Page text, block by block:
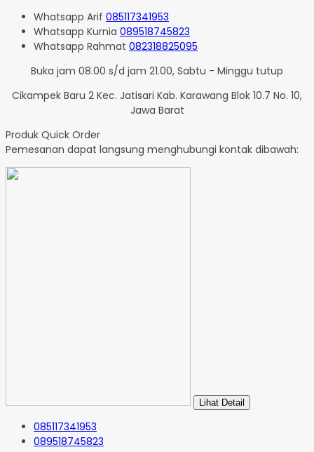
Whatsapp Arif 085117341953
Whatsapp Kurnia 089518745823
Whatsapp Rahmat 082318825095
Buka jam 08.00 s/d jam 21.00, Sabtu - Minggu tutup
Cikampek Baru 2 Kec. Jatisari Kab. Karawang Blok 10.7 No. 10,
Jawa Barat
Produk Quick Order
Pemesanan dapat langsung menghubungi kontak dibawah:
Lihat Detail
085117341953
089518745823